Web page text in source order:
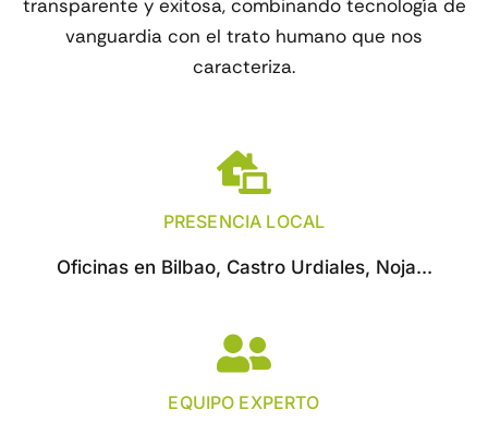
transparente y exitosa, combinando tecnología de
vanguardia con el trato humano que nos
caracteriza.
PRESENCIA LOCAL
Oficinas en Bilbao, Castro Urdiales, Noja...
EQUIPO EXPERTO